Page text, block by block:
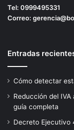
Tel: 0999495331
Correo:
Entradas
Cómo detectar
Reducción del
guía completa
Decreto Ejecutivo